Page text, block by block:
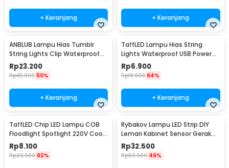
+ Keranjang + Keranjang
ANBLUB Lampu Hias Tumblr
String Lights Clip Waterproof
20 LED 2M - 0606
Rp23.200
Rp45.900 50%
+ Keranjang
TaffLED Lampu Hias String
Lights Waterproof USB Power
50 LED 5M - SZ
Rp6.900
Rp18.900 64%
+ Keranjang
TaffLED Chip LED Lampu COB
Floodlight Spotlight 220V Cool
White 6000K 50W - COB4060-
AC220-50
Rp8.100
Rp20.900 62%
Rybakov Lampu LED Strip DIY
Lemari Kabinet Sensor Gerak
4.5W 1M - 2835
Rp32.500
Rp59.900 46%